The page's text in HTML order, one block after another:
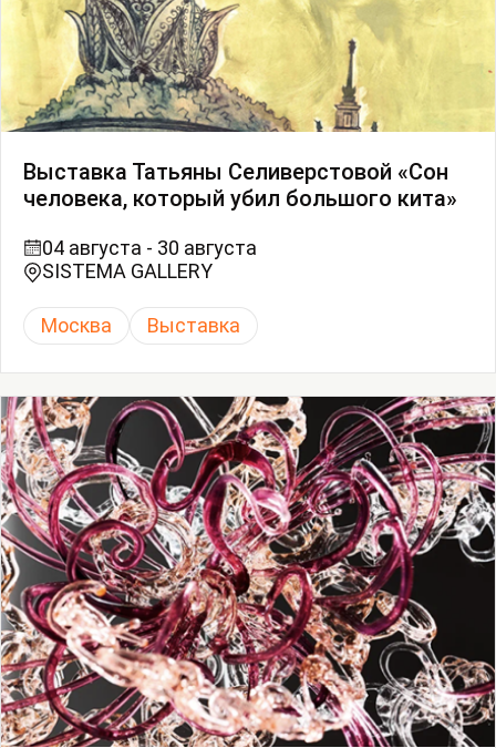
Выставка Татьяны Селиверстовой «Сон
человека, который убил большого кита»
04 августа - 30 августа
SISTEMA GALLERY
Москва Выставка